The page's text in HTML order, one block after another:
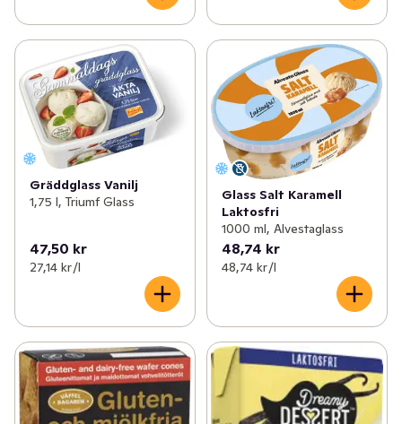
Gräddglass Vanilj
1,75 l, Triumf Glass
47,50 kr
27,14 kr /l
Glass Salt Karamell
Laktosfri
1000 ml, Alvestaglass
48,74 kr
48,74 kr /l